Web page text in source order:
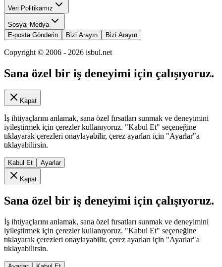
Veri Politikamız
Sosyal Medya
E-posta Gönderin
Bizi Arayın Bizi Arayın
Copyright © 2006 - 2026 isbul.net
Sana özel bir iş deneyimi için çalışıyoruz.
Kapat
İş ihtiyaçlarını anlamak, sana özel fırsatları sunmak ve deneyimini
iyileştirmek için çerezler kullanıyoruz. "Kabul Et" seçeneğine
tıklayarak çerezleri onaylayabilir, çerez ayarları için "Ayarlar"a
tıklayabilirsin.
Kabul Et Ayarlar
Kapat
Sana özel bir iş deneyimi için çalışıyoruz.
İş ihtiyaçlarını anlamak, sana özel fırsatları sunmak ve deneyimini
iyileştirmek için çerezler kullanıyoruz. "Kabul Et" seçeneğine
tıklayarak çerezleri onaylayabilir, çerez ayarları için "Ayarlar"a
tıklayabilirsin.